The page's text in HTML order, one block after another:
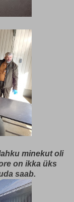
minekut oli
on ikka üks
saab.